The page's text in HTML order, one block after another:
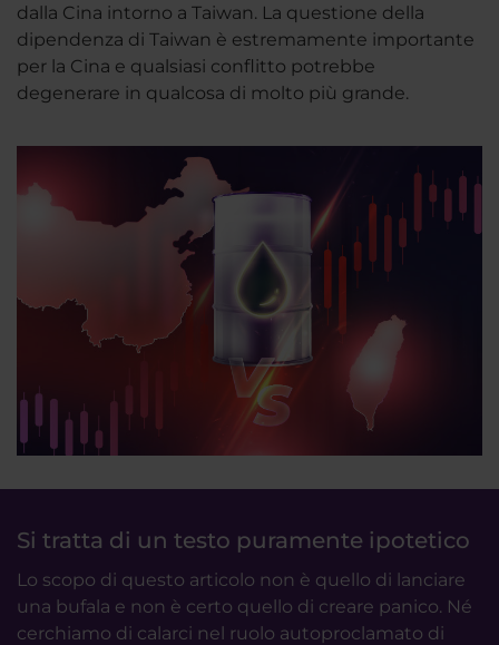
dalla Cina intorno a Taiwan. La questione della
dipendenza di Taiwan è estremamente importante
per la Cina e qualsiasi conflitto potrebbe
degenerare in qualcosa di molto più grande.
Si tratta di un testo puramente ipotetico
Lo scopo di questo articolo non è quello di lanciare
una bufala e non è certo quello di creare panico. Né
cerchiamo di calarci nel ruolo autoproclamato di